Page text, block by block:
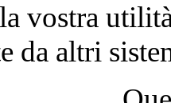
vostra
da altri